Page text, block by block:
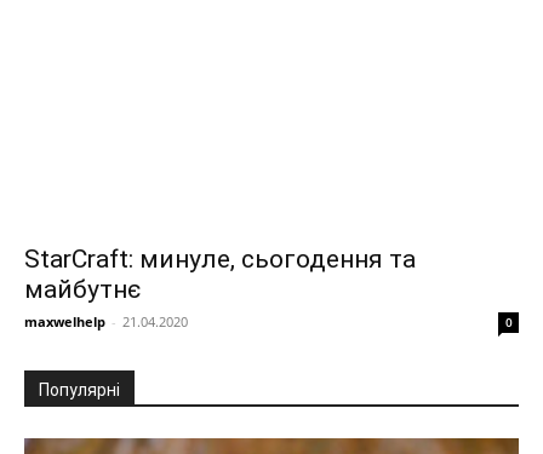
StarCraft: минуле, сьогодення та
майбутнє
maxwelhelp - 21.04.2020 0
Популярні